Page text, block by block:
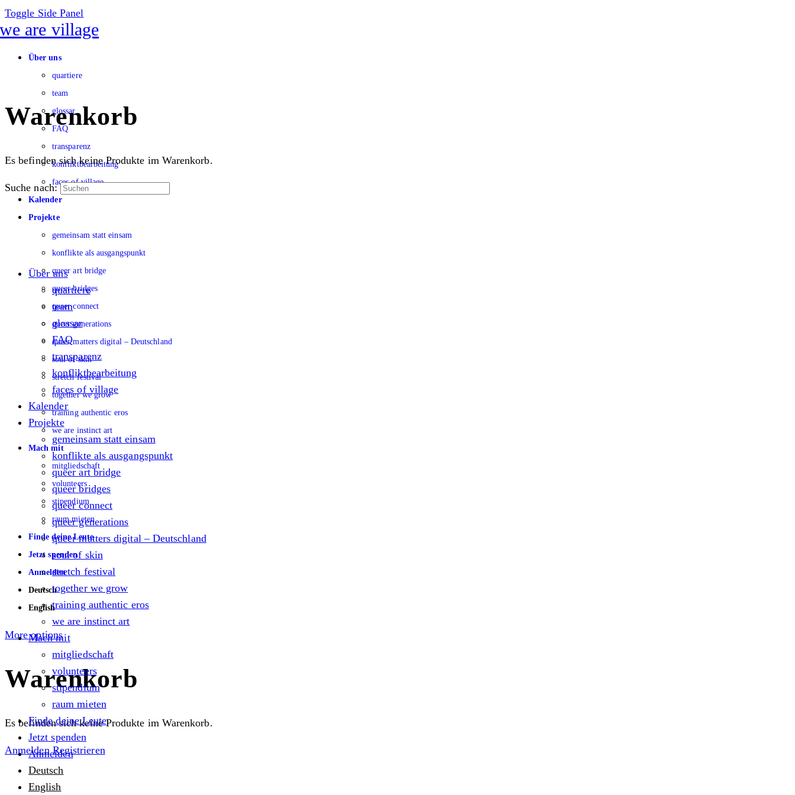
Toggle Side Panel
Über uns
quartiere
team
glossar
FAQ
transparenz
konfliktbearbeitung
faces of village
Kalender
Projekte
gemeinsam statt einsam
konflikte als ausgangspunkt
queer art bridge
queer bridges
queer connect
queer generations
queer matters digital – Deutschland
soul of skin
stretch festival
together we grow
training authentic eros
we are instinct art
Mach mit
mitgliedschaft
volunteers
stipendium
raum mieten
Finde deine Leute
Jetzt spenden
Anmelden
Deutsch
English
More options
Warenkorb
Es befinden sich keine Produkte im Warenkorb.
Anmelden Registrieren
Warenkorb
Es befinden sich keine Produkte im Warenkorb.
Suche nach:
Über uns
quartiere
team
glossar
FAQ
transparenz
konfliktbearbeitung
faces of village
Kalender
Projekte
gemeinsam statt einsam
konflikte als ausgangspunkt
queer art bridge
queer bridges
queer connect
queer generations
queer matters digital – Deutschland
soul of skin
stretch festival
together we grow
training authentic eros
we are instinct art
Mach mit
mitgliedschaft
volunteers
stipendium
raum mieten
Finde deine Leute
Jetzt spenden
Anmelden
Deutsch
English